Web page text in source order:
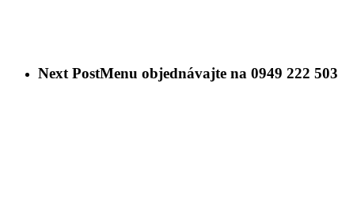
Next PostMenu objednávajte na 0949 222 503